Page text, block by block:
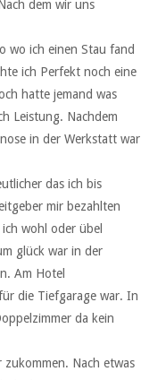
dem wir uns
wo ich einen Stau fand
ich Perfekt noch eine
hatte jemand was
Leistung. Nachdem
in der Werkstatt war
das ich bis
mir bezahlten
wohl oder übel
glück war in der
Am Hotel
die Tiefgarage war. In
da kein
Nach etwas